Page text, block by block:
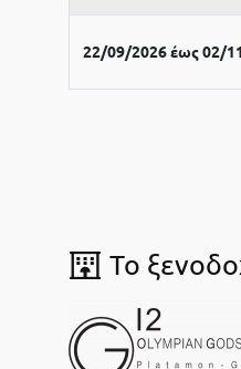
22/09/2026 έως 02/
To